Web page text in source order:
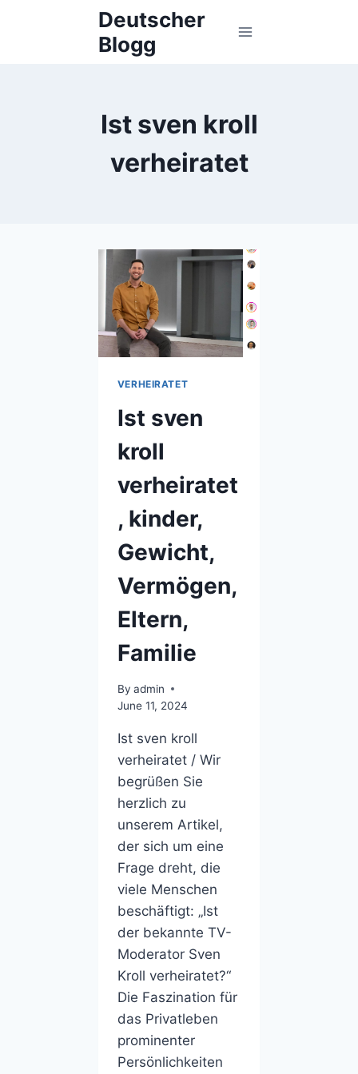
Deutscher
Blogg
Ist sven kroll
verheiratet
VERHEIRATET
Ist sven
kroll
verheiratet
, kinder,
Gewicht,
Vermögen,
Eltern,
Familie
By admin
June 11, 2024
Ist sven kroll
verheiratet / Wir
begrüßen Sie
herzlich zu
unserem Artikel,
der sich um eine
Frage dreht, die
viele Menschen
beschäftigt: „Ist
der bekannte TV-
Moderator Sven
Kroll verheiratet?“
Die Faszination für
das Privatleben
prominenter
Persönlichkeiten